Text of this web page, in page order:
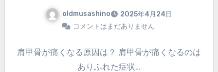
oldmusashino
2025年4月24日
コメントはまだありません
肩甲骨が痛くなる原因は？ 肩甲骨が痛くなるのは
ありふれた症状…